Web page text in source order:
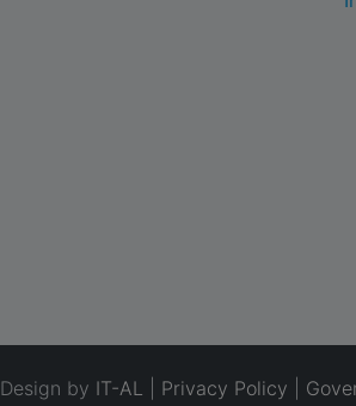
by IT-AL Privacy Policy